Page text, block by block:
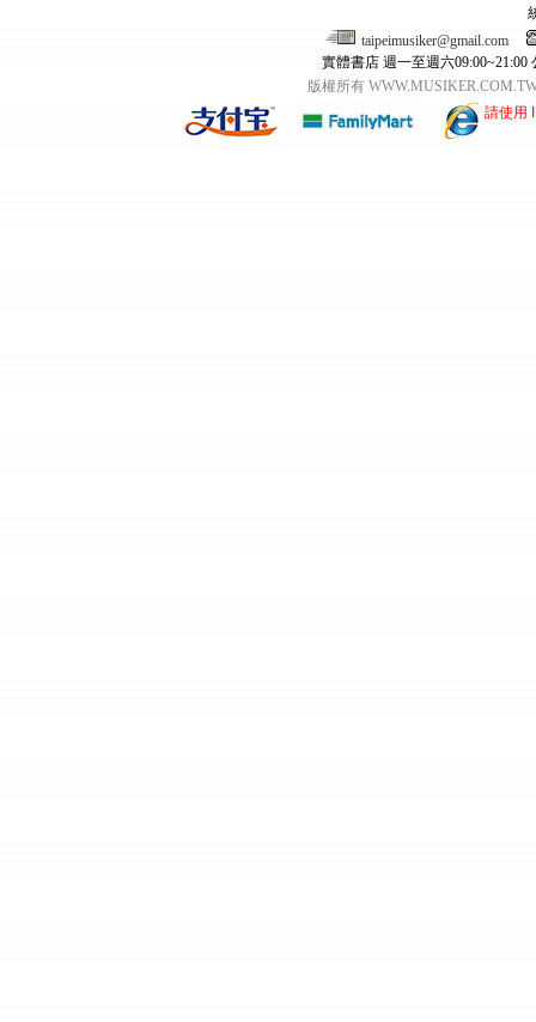
taipeimusiker@gmail.com
實體書店 週一至週六09:00~21:00
版權所有
請使用